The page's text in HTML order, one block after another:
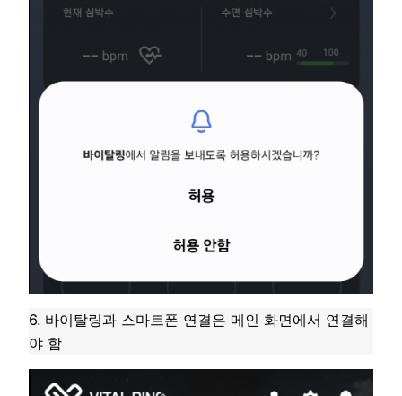
6. 바이탈링과 스마트폰 연결은 메인 화면에서 연결해
야 함